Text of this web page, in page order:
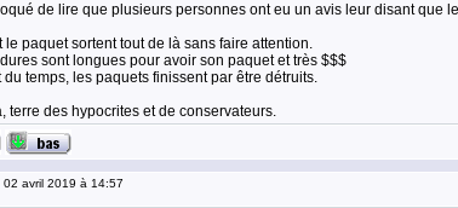
de lire que plusieurs personnes ont eu un avis leur disant que
le paquet sortent tout de là sans faire attention.
sont longues pour avoir son paquet et très $$$
du temps, les paquets finissent par être détruits.
terre des hypocrites et de conservateurs.
avril 2019 à 14:57